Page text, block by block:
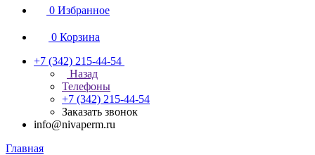
0 Избранное
0 Корзина
+7 (342) 215-44-54
Назад
Телефоны
+7 (342) 215-44-54
Заказать звонок
info@nivaperm.ru
Главная